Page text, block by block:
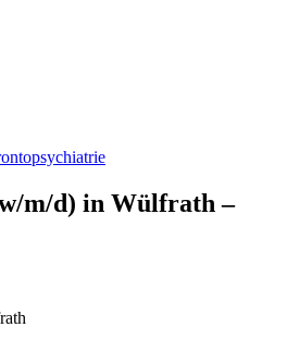
m/d) in Wülfrath –